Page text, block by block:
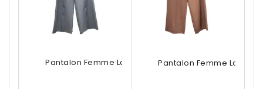
Pantalon Femme Large Droit Avec Poche
Pantalon Femme Large